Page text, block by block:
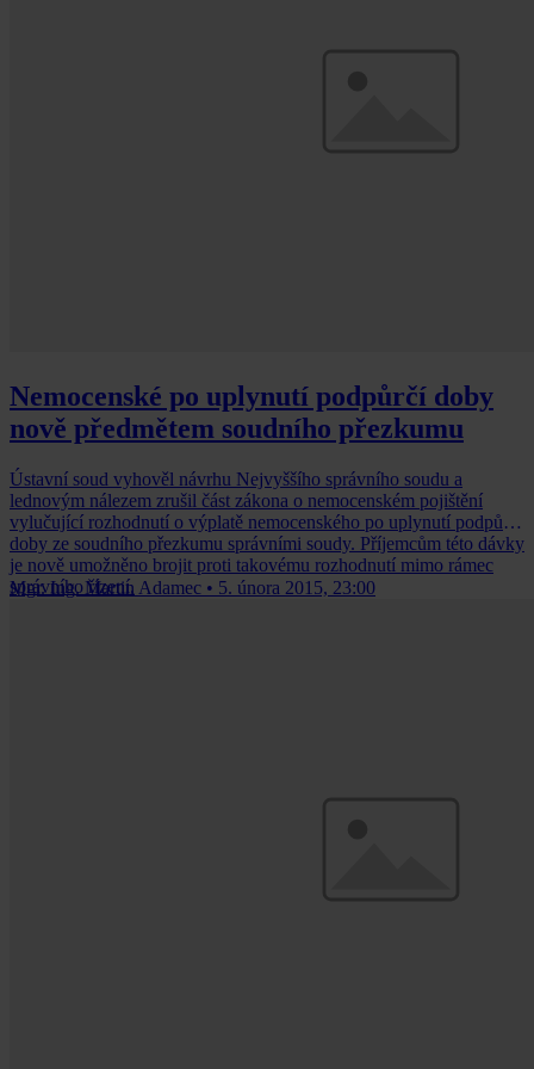
Nemocenské po uplynutí podpůrčí doby
nově předmětem soudního přezkumu
Ústavní soud vyhověl návrhu Nejvyššího správního soudu a
lednovým nálezem zrušil část zákona o nemocenském pojištění
vylučující rozhodnutí o výplatě nemocenského po uplynutí podpůrčí
doby ze soudního přezkumu správními soudy. Příjemcům této dávky
je nově umožněno brojit proti takovému rozhodnutí mimo rámec
správního řízení.
Mgr. Ing. Martin Adamec • 5. února 2015, 23:00